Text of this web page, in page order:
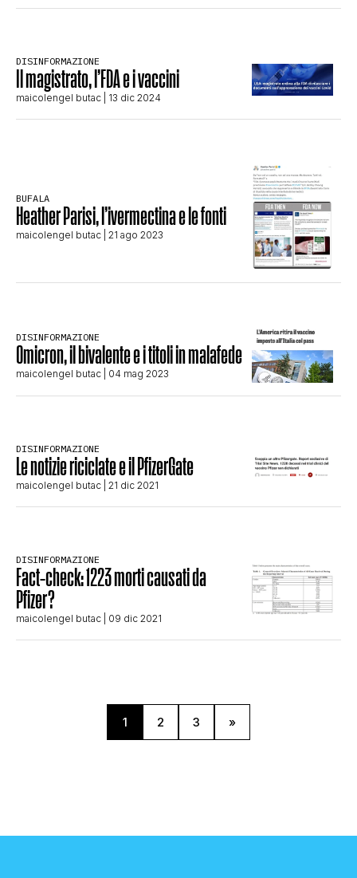
EDITORIALI
TRUFFE E SOCIAL NETWORK
CONTATTI
DISINFORMAZIONE
Il magistrato, l’FDA e i vaccini
maicolengel butac | 13 dic 2024
BUFALA
Heather Parisi, l’ivermectina e le fonti
maicolengel butac | 21 ago 2023
DISINFORMAZIONE
Omicron, il bivalente e i titoli in malafede
maicolengel butac | 04 mag 2023
DISINFORMAZIONE
Le notizie riciclate e il PfizerGate
maicolengel butac | 21 dic 2021
DISINFORMAZIONE
Fact-check: 1223 morti causati da
Pfizer?
maicolengel butac | 09 dic 2021
1 2 3 »